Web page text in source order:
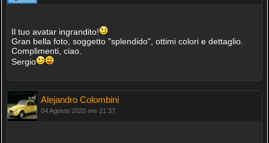
Il tuo avatar ingrandito!
Gran bella foto, soggetto "splendido", ottimi colori e dettaglio.
Complimenti, ciao.
Sergio
Alejandro Colombini
04 Agosto 2020 ore 21:37